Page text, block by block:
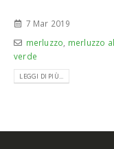
7 Mar 2019
merluzzo merluzzo
verde
LEGGI DI PIÙ...